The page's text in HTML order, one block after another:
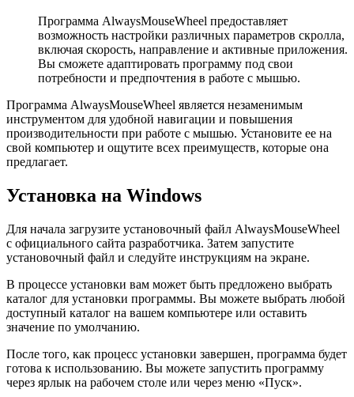
Программа AlwaysMouseWheel предоставляет
возможность настройки различных параметров скролла,
включая скорость, направление и активные приложения.
Вы сможете адаптировать программу под свои
потребности и предпочтения в работе с мышью.
Программа AlwaysMouseWheel является незаменимым
инструментом для удобной навигации и повышения
производительности при работе с мышью. Установите ее на
свой компьютер и ощутите всех преимуществ, которые она
предлагает.
Установка на Windows
Для начала загрузите установочный файл AlwaysMouseWheel
с официального сайта разработчика. Затем запустите
установочный файл и следуйте инструкциям на экране.
В процессе установки вам может быть предложено выбрать
каталог для установки программы. Вы можете выбрать любой
доступный каталог на вашем компьютере или оставить
значение по умолчанию.
После того, как процесс установки завершен, программа будет
готова к использованию. Вы можете запустить программу
через ярлык на рабочем столе или через меню «Пуск».